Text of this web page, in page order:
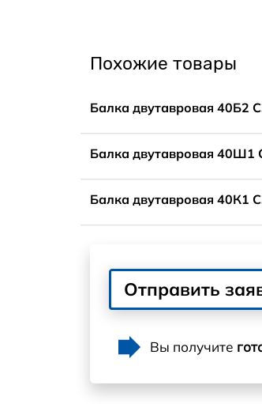
Похожие товары
Балка двутавровая 40Б2
Балка двутавровая 40Ш1
Балка двутавровая 40К1
Отправить
Вы получите